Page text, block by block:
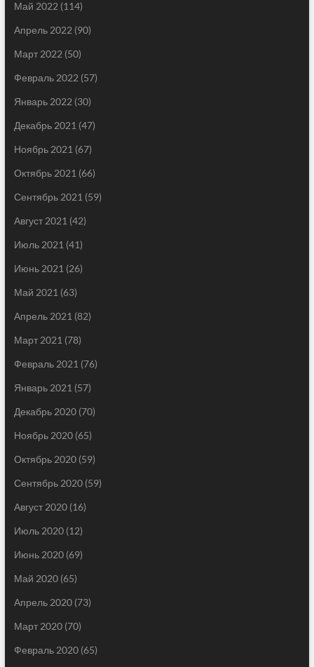
Май 2022 (114)
Апрель 2022 (90)
Март 2022 (50)
Февраль 2022 (57)
Январь 2022 (30)
Декабрь 2021 (47)
Ноябрь 2021 (67)
Октябрь 2021 (66)
Сентябрь 2021 (59)
Август 2021 (42)
Июль 2021 (41)
Июнь 2021 (26)
Май 2021 (63)
Апрель 2021 (82)
Март 2021 (78)
Февраль 2021 (76)
Январь 2021 (57)
Декабрь 2020(70)
Ноябрь 2020(65)
Октябрь 2020(59)
Сентябрь 2020(59)
Август 2020(16)
Июль 2020(12)
Июнь 2020(69)
Май 2020(65)
Апрель 2020(73)
Март 2020(70)
Февраль 2020(65)